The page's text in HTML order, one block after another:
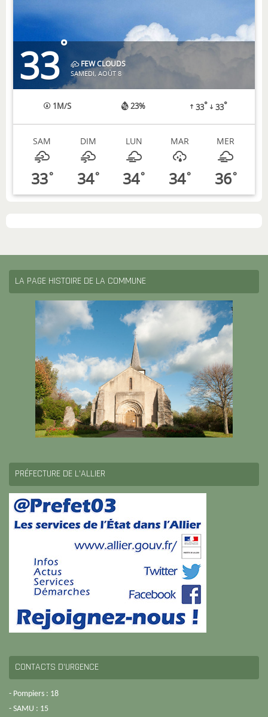
33°
FEW CLOUDS
SAMEDI, AOÛT 8
1M/S 23% 33° 33°
SAM
33°
DIM
34°
LUN
34°
MAR
34°
MER
36°
LA PAGE HISTOIRE DE LA COMMUNE
PRÉFECTURE DE L’ALLIER
CONTACTS D’URGENCE
- Pompiers : 18
- SAMU : 15